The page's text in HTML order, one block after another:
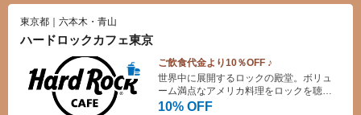
東京都｜六本木・青山
ハードロックカフェ東京
ご飲食代金より10％OFF ♪
10% OFF
世界中に展開するロックの殿堂。ボリュ
ーム満点なアメリカ料理をロックを聴き
ながらお楽しみ下さい。ハードロックカ